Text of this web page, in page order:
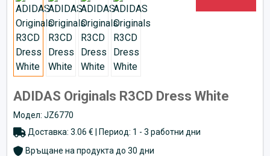
ADIDAS Originals R3CD Dress White
Модел: JZ6770
Доставка: 3.06 € | Период: 1 - 3 работни дни
Връщане на продукта до 30 дни